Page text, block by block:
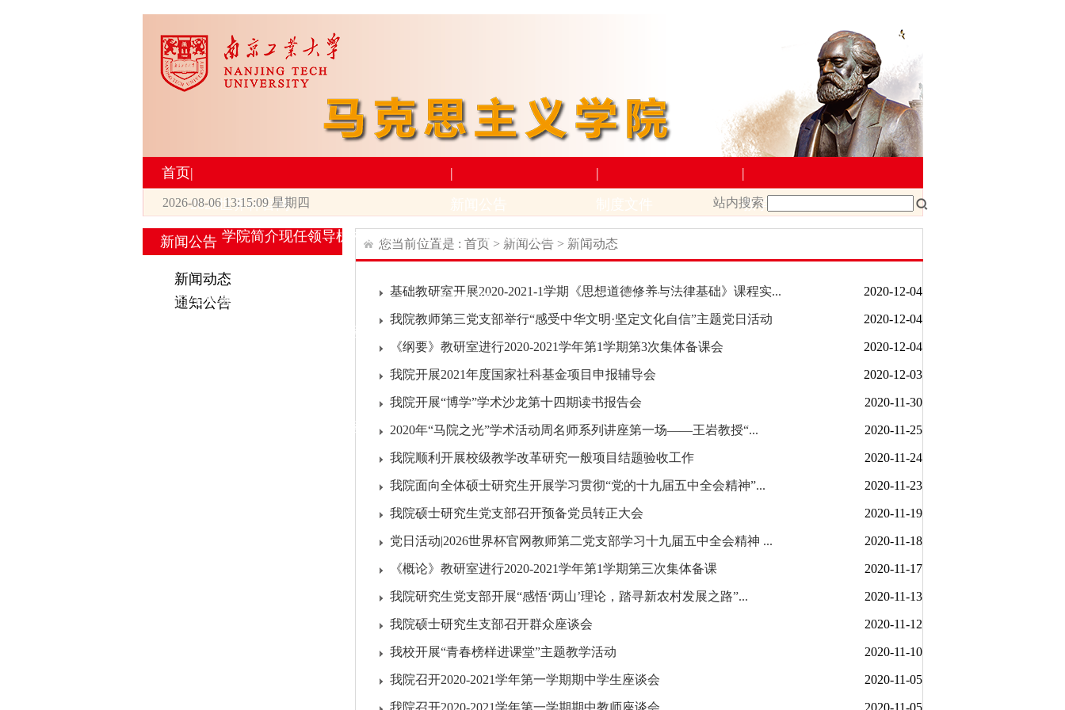
首页|
2026世界杯官网
学院简介现任领导机构设置师资力量
|
新闻动态 通知公告
|
|
教学管理
研究生培养
学生活动
学术科研
下载专区
工会活动
2026-08-06 13:15:10 星期四 站内搜索
新闻公告
新闻动态
通知公告
您当前位置是 : 首页> 新闻公告> 新闻动态
2020-12-04
基础教研室开展2020-2021-1学期《思想道德修养与法律基础》课程实...
2020-12-04
我院教师第三党支部举行“感受中华文明·坚定文化自信”主题党日活动
2020-12-04
《纲要》教研室进行2020-2021学年第1学期第3次集体备课会
2020-12-03
我院开展2021年度国家社科基金项目申报辅导会
2020-11-30
我院开展“博学”学术沙龙第十四期读书报告会
2020-11-25
2020年“马院之光”学术活动周名师系列讲座第一场——王岩教授“...
2020-11-24
我院顺利开展校级教学改革研究一般项目结题验收工作
2020-11-23
我院面向全体硕士研究生开展学习贯彻“党的十九届五中全会精神”...
2020-11-19
我院硕士研究生党支部召开预备党员转正大会
2020-11-18
党日活动|2026世界杯官网教师第二党支部学习十九届五中全会精神 ...
2020-11-17
《概论》教研室进行2020-2021学年第1学期第三次集体备课
2020-11-13
我院研究生党支部开展“感悟‘两山’理论，踏寻新农村发展之路”...
2020-11-12
我院硕士研究生支部召开群众座谈会
2020-11-10
我校开展“青春榜样进课堂”主题教学活动
2020-11-05
我院召开2020-2021学年第一学期期中学生座谈会
2020-11-05
我院召开2020-2021学年第一学期期中教师座谈会